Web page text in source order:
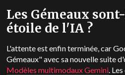
Les Gémeaux
étoile de l'IA ?
L'attente est enfin terminée, car
Gémeaux" avec sa nouvelle suite
Modèles multimodaux Gemini.